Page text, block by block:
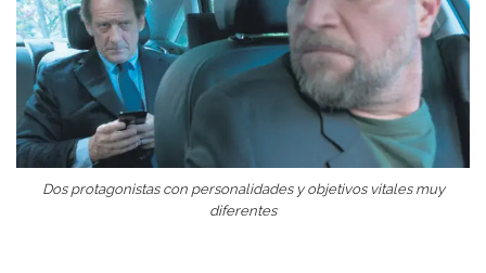
Dos protagonistas con personalidades y objetivos vitales muy
diferentes